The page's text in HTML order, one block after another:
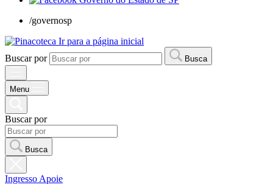
/governosp
Ir para a página inicial
Buscar por
Busca
Menu
Buscar por
Busca
Ingresso Apoie